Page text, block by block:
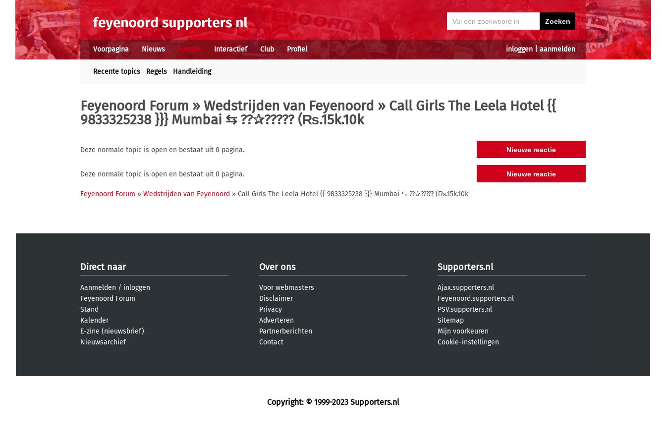
inloggen aanmelden
Voorpagina Nieuws Forums Interactief Club Profiel
Recente topics Regels Handleiding
Feyenoord Forum » Wedstrijden van Feyenoord » Call Girls The Leela Hotel {{
9833325238 }}} Mumbai ⇆ ??✰????? (₨.15k.10k
Deze normale topic is open en bestaat uit 0 pagina.
Deze normale topic is open en bestaat uit 0 pagina.
Feyenoord Forum » Wedstrijden van Feyenoord » Call Girls The Leela Hotel {{ 9833325238 }}} Mumbai ⇆ ??✰????? (₨.15k.10k
Direct naar
Aanmelden / inloggen
Feyenoord Forum
Stand
Kalender
E-zine (nieuwsbrief)
Nieuwsarchief
Over ons
Voor webmasters
Disclaimer
Privacy
Adverteren
Partnerberichten
Contact
Supporters.nl
Ajax.supporters.nl
Feyenoord.supporters.nl
PSV.supporters.nl
Sitemap
Mijn voorkeuren
Cookie-instellingen
Copyright: © 1999-2023 Supporters.nl